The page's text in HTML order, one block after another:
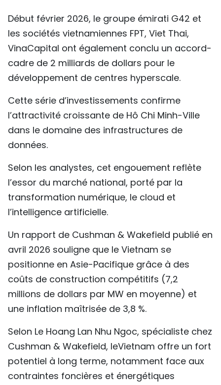
Début février 2026, le groupe émirati G42 et
les sociétés vietnamiennes FPT, Viet Thai,
VinaCapital ont également conclu un accord-
cadre de 2 milliards de dollars pour le
développement de centres hyperscale.
Cette série d’investissements confirme
l’attractivité croissante de Hô Chi Minh-Ville
dans le domaine des infrastructures de
données.
Selon les analystes, cet engouement reflète
l’essor du marché national, porté par la
transformation numérique, le cloud et
l’intelligence artificielle.
Un rapport de Cushman & Wakefield publié en
avril 2026 souligne que le Vietnam se
positionne en Asie-Pacifique grâce à des
coûts de construction compétitifs (7,2
millions de dollars par MW en moyenne) et
une inflation maîtrisée de 3,8 %.
Selon Le Hoang Lan Nhu Ngoc, spécialiste chez
Cushman & Wakefield, leVietnam offre un fort
potentiel à long terme, notamment face aux
contraintes foncières et énergétiques